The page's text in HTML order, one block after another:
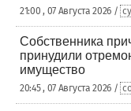
21:00 , 07 Августа 2026 /
Собственника
принудили
имущество
20:45 , 07 Августа 2026 /